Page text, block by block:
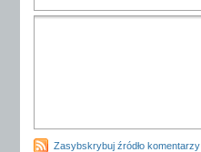
Zasybskrybuj źródło komentarzy